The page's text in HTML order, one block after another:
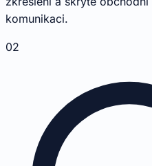
komunikaci.
02